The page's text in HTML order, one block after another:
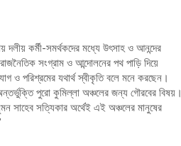
কর্মী-সমর্থকদের মধ্যে উৎসাহ ও আনন্দের
সংগ্রাম ও আন্দোলনের পথ পাড়ি দিয়ে
ও পরিশ্রমের যথার্থ স্বীকৃতি বলে মনে করছেন।
পুরো কুমিল্লা অঞ্চলের জন্য গৌরবের বিষয়।
সাহেব সত্যিকার অর্থেই এই অঞ্চলের মানুষের